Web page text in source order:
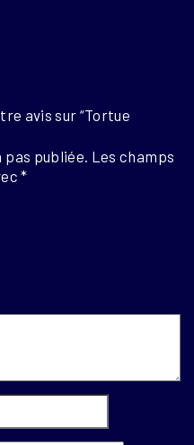
avis sur “Tortue
publiée. Les champs
*